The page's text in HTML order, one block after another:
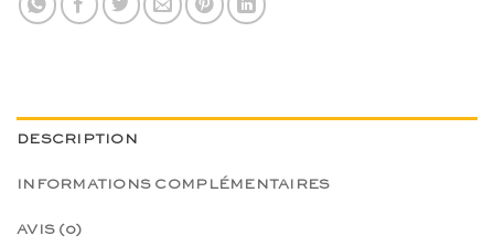
DESCRIPTION
INFORMATIONS COMPLÉMENTAIRES
AVIS (0)